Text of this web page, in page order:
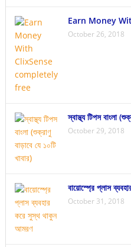
Earn Money
October 26, 2018
স্বাস্থ্য টিপস বাংলা
October 29, 2018
বায়োস্প্রে প্লাস
October 31, 2018